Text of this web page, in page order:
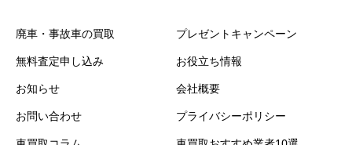
廃車・事故車の買取
プレゼントキャンペーン
無料査定申し込み
お役立ち情報
お知らせ
会社概要
お問い合わせ
プライバシーポリシー